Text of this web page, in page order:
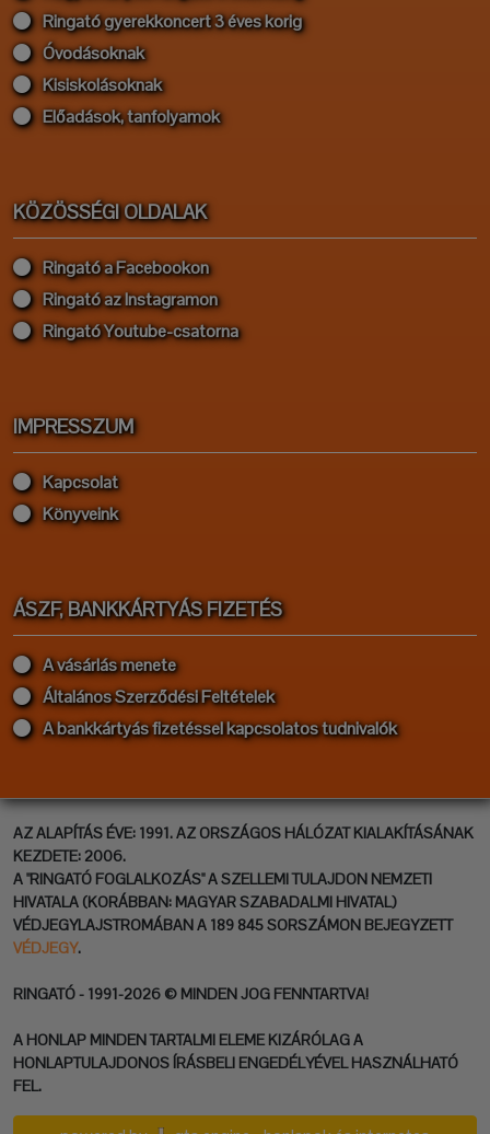
Ringató gyerekkoncert 3 éves korig
Óvodásoknak
Kisiskolásoknak
Előadások, tanfolyamok
KÖZÖSSÉGI OLDALAK
Ringató a Facebookon
Ringató az Instagramon
Ringató Youtube-csatorna
IMPRESSZUM
Kapcsolat
Könyveink
ÁSZF, BANKKÁRTYÁS FIZETÉS
A vásárlás menete
Általános Szerződési Feltételek
A bankkártyás fizetéssel kapcsolatos tudnivalók
AZ ALAPÍTÁS ÉVE: 1991. AZ ORSZÁGOS HÁLÓZAT KIALAKÍTÁSÁNAK
KEZDETE: 2006.
A "RINGATÓ FOGLALKOZÁS" A SZELLEMI TULAJDON NEMZETI
HIVATALA (KORÁBBAN: MAGYAR SZABADALMI HIVATAL)
VÉDJEGYLAJSTROMÁBAN A 189 845 SORSZÁMON BEJEGYZETT
VÉDJEGY.
RINGATÓ - 1991-2026 © MINDEN JOG FENNTARTVA!
A HONLAP MINDEN TARTALMI ELEME KIZÁRÓLAG A
HONLAPTULAJDONOS ÍRÁSBELI ENGEDÉLYÉVEL HASZNÁLHATÓ
FEL.